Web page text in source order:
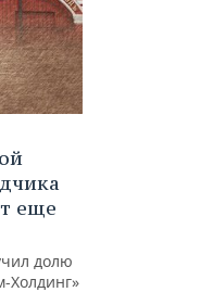
еще
долю
Холдинг»